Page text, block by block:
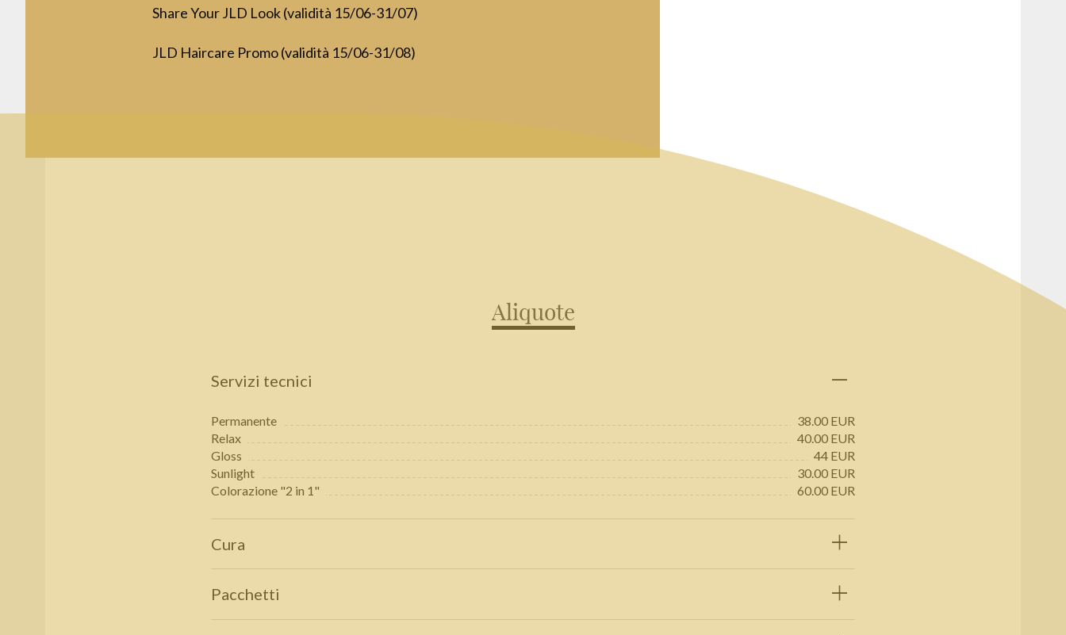
Share Your JLD Look (validità 15/06-31/07)
JLD Haircare Promo (validità 15/06-31/08)
Aliquote
Servizi tecnici
Permanente
38.00 EUR
Relax
40.00 EUR
Gloss
44 EUR
Sunlight
30.00 EUR
Colorazione "2 in 1"
60.00 EUR
Cura
Pacchetti